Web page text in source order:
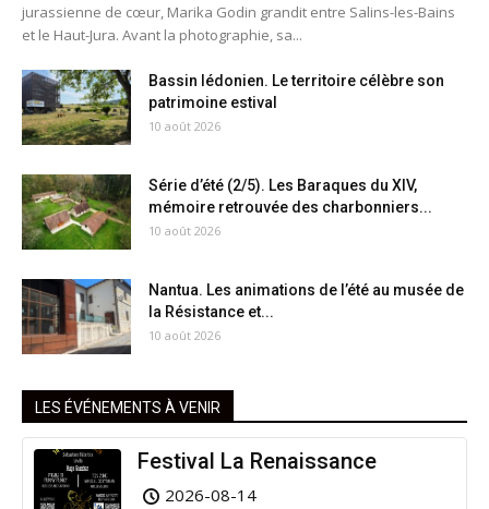
jurassienne de cœur, Marika Godin grandit entre Salins-les-Bains
et le Haut-Jura. Avant la photographie, sa...
Bassin lédonien. Le territoire célèbre son
patrimoine estival
10 août 2026
Série d’été (2/5). Les Baraques du XIV,
mémoire retrouvée des charbonniers...
10 août 2026
Nantua. Les animations de l’été au musée de
la Résistance et...
10 août 2026
LES ÉVÉNEMENTS À VENIR
Festival La Renaissance
2026-08-14